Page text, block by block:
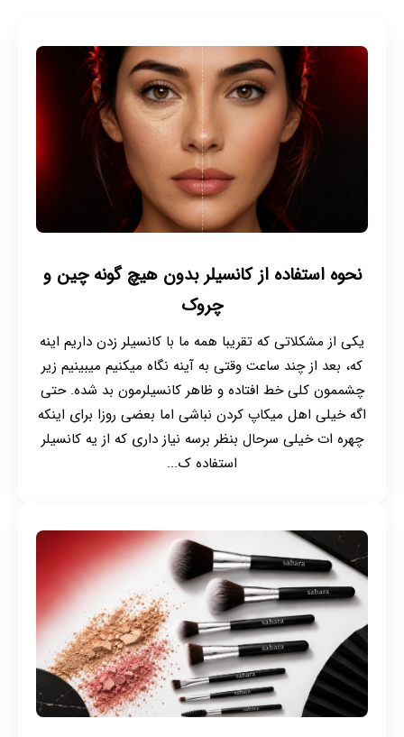
نحوه استفاده از کانسیلر بدون هیچ گونه چین و
چروک
یکی از مشکلاتی که تقریبا همه ما با کانسیلر زدن داریم اینه
که، بعد از چند ساعت وقتی به آینه نگاه میکنیم میبینیم زیر
چشممون کلی خط افتاده و ظاهر کانسیلرمون بد شده. حتی
اگه خیلی اهل میکاپ کردن نباشی اما بعضی روزا برای اینکه
چهره ات خیلی سرحال بنظر برسه نیاز داری که از یه کانسیلر
استفاده ک...